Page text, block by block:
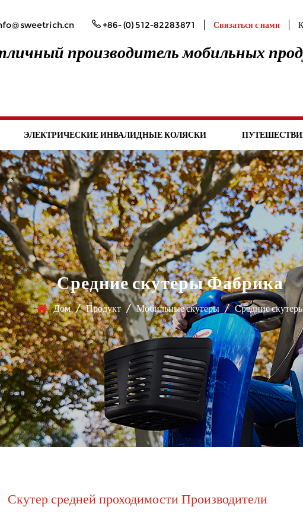
+86- (0) 512-82283871 Связаться с нами
производитель мобильных
ЭЛЕКТРИЧЕСКИЕ ИНВАЛИДНЫЕ КОЛЯСКИ
Средние скутеры Фабрика
Дом / Продукт / Мобильные скутеры / Средние
Скутер средней проходимости Производители